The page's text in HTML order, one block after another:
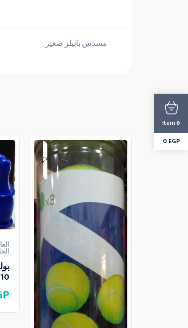
مسدس بابيلز صغير
10 قطعة
0
Item
0EGP